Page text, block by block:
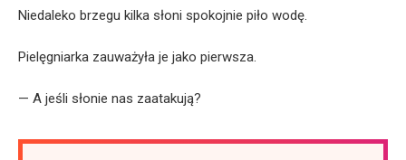
Niedaleko brzegu kilka słoni spokojnie piło wodę.
Pielęgniarka zauważyła je jako pierwsza.
— A jeśli słonie nas zaatakują?